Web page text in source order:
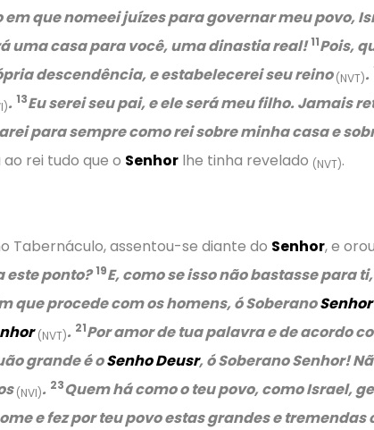
em que nomeei juízes para governar meu povo,
uma casa para você, uma dinastia real! 11Pois,
descendência, e estabelecerei seu reino(NVT).
. 13Eu serei seu pai, e ele será meu filho. Jamais
para sempre como rei sobre minha casa e
rei tudo que o Senhor lhe tinha revelado (NVT).
Tabernáculo, assentou-se diante do Senhor, e
este ponto? 19E, como se isso não bastasse para
que procede com os homens, ó SoberanoSenhor
(NVT). 21Por amor de tua palavra e de acordo
grande é oSenho Deusr, ó Soberano Senhor!
(NVI). 23Quem há como o teu povo, como Israel,
e fez por teu povo estas grandes e